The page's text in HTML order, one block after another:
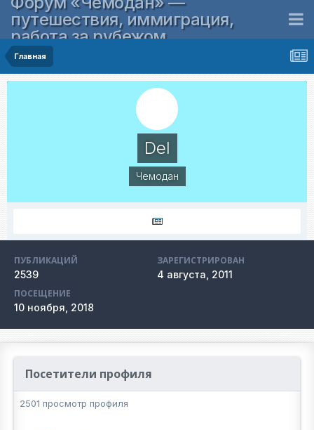
путешествия, иммиграция,
работа за рубежом
Главная
Del
Чемодан
ПУБЛИКАЦИЙ
2539
ЗАРЕГИСТРИРОВАН
4 августа, 2011
ПОСЕЩЕНИЕ
10 ноября, 2018
Посетители профиля
2501 просмотр профиля